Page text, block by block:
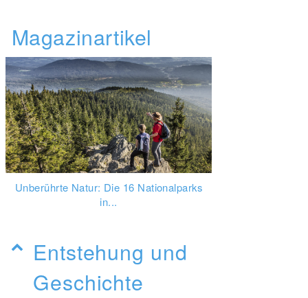
Magazinartikel
Unberührte Natur: Die 16 Nationalparks
in...
Entstehung und
Geschichte